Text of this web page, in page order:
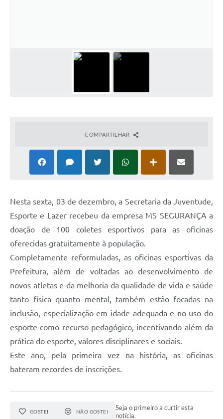
COMPARTILHAR
Nesta sexta, 03 de dezembro, a Secretaria da Juventude,
Esporte e Lazer recebeu da empresa MS SEGURANÇA a
doação de 100 coletes esportivos para as oficinas
oferecidas gratuitamente à população.
Completamente reformuladas, as oficinas esportivas da
Prefeitura, além de voltadas ao desenvolvimento de
novos atletas e da melhoria da qualidade de vida e saúde
tanto física quanto mental, também estão focadas na
inclusão, especialização em idade adequada e no uso do
esporte como recurso pedagógico, incentivando além da
prática do esporte, valores disciplinares e sociais.
Este ano, pela primeira vez na história, as oficinas
bateram recordes de inscrições.
GOSTEI NÃO GOSTEI
Seja o primeiro a curtir esta
notícia.